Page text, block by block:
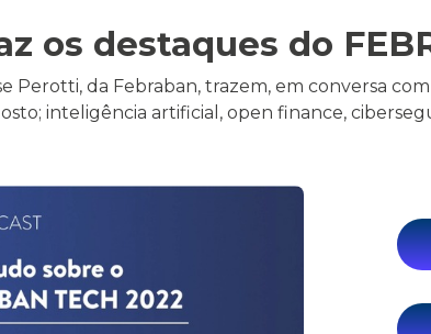
os destaques do
Perotti, da Febraban, trazem, em conversa
inteligência artificial, open finance,